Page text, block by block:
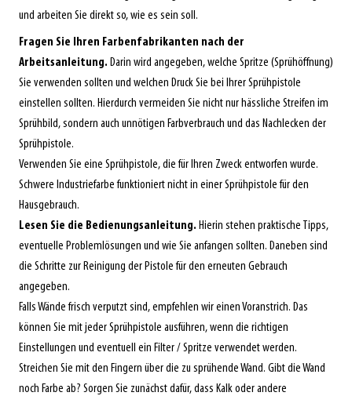
und arbeiten Sie direkt so, wie es sein soll.
Fragen Sie Ihren Farbenfabrikanten nach der
Arbeitsanleitung. Darin wird angegeben, welche Spritze (Sprühöffnung)
Sie verwenden sollten und welchen Druck Sie bei Ihrer Sprühpistole
einstellen sollten. Hierdurch vermeiden Sie nicht nur hässliche Streifen im
Sprühbild, sondern auch unnötigen Farbverbrauch und das Nachlecken der
Sprühpistole.
Verwenden Sie eine Sprühpistole, die für Ihren Zweck entworfen wurde.
Schwere Industriefarbe funktioniert nicht in einer Sprühpistole für den
Hausgebrauch.
Lesen Sie die Bedienungsanleitung. Hierin stehen praktische Tipps,
eventuelle Problemlösungen und wie Sie anfangen sollten. Daneben sind
die Schritte zur Reinigung der Pistole für den erneuten Gebrauch
angegeben.
Falls Wände frisch verputzt sind, empfehlen wir einen Voranstrich. Das
können Sie mit jeder Sprühpistole ausführen, wenn die richtigen
Einstellungen und eventuell ein Filter / Spritze verwendet werden.
Streichen Sie mit den Fingern über die zu sprühende Wand. Gibt die Wand
noch Farbe ab? Sorgen Sie zunächst dafür, dass Kalk oder andere